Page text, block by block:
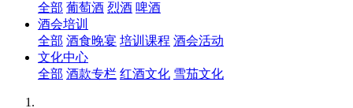
全部 葡萄酒 烈酒 啤酒
酒会培训
全部 酒食晚宴 培训课程 酒会活动
文化中心
全部 酒款专栏 红酒文化 雪茄文化